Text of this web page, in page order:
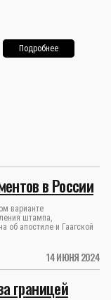
Подробнее
14 ИЮНЯ 2024
в России
варианте
штампа,
об апостиле и Гаагской
границей